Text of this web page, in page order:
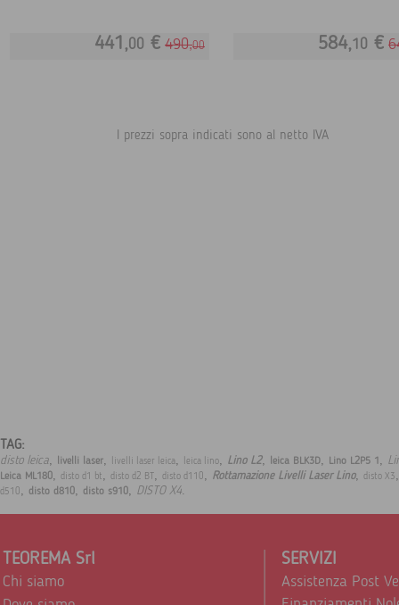
441,00 € 490,00 584,10 €
I prezzi sopra indicati sono al netto IVA
TAG:
disto leica, livelli laser, livelli laser leica, leica lino, Lino L2, leica BLK3D, Lino L2P5 1 ,
Leica ML180, disto d1 bt, disto d2 BT , disto d110, Rottamazione Livelli Laser Lino, disto X3
d510, disto d810, disto s910, DISTO X4.
TEOREMA Srl
Chi siamo
SERVIZI
Assistenza Post